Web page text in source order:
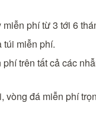
phí từ 3 tới 6
túi miễn phí.
trên tất cả các
vòng đá miễn phí